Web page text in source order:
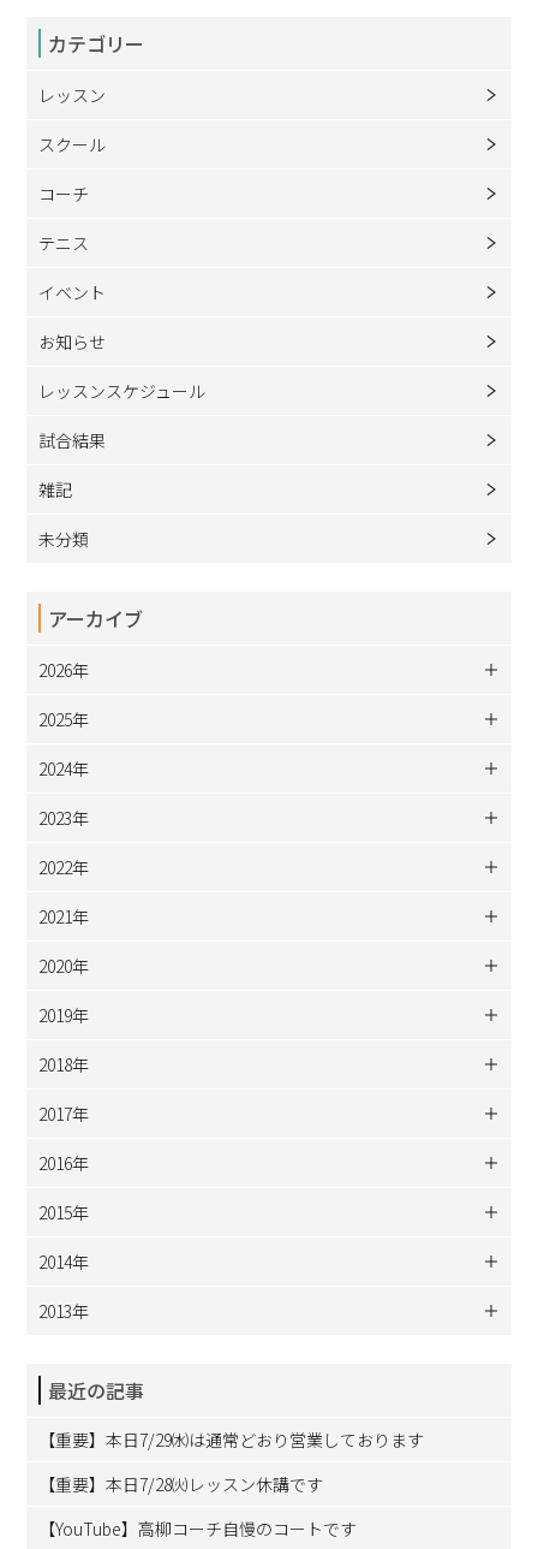
カテゴリー
レッスン
スクール
コーチ
テニス
イベント
お知らせ
レッスンスケジュール
試合結果
雑記
未分類
アーカイブ
2026年
2025年
2024年
2023年
2022年
2021年
2020年
2019年
2018年
2017年
2016年
2015年
2014年
2013年
最近の記事
【重要】本日7/29㈬は通常どおり営業しております
【重要】本日7/28㈫レッスン休講です
【YouTube】高柳コーチ自慢のコートです